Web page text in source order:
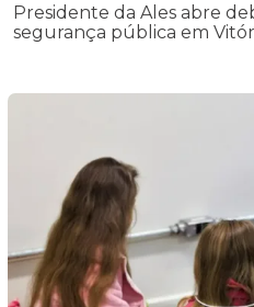
Presidente da Ales abre
segurança pública em